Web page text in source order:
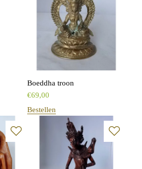
Boeddha troon
€69,00
Bestellen